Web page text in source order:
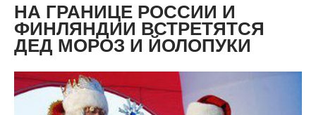
НА ГРАНИЦЕ РОССИИ И
ФИНЛЯНДИИ ВСТРЕТЯТСЯ
ДЕД МОРОЗ И ЙОЛОПУКИ